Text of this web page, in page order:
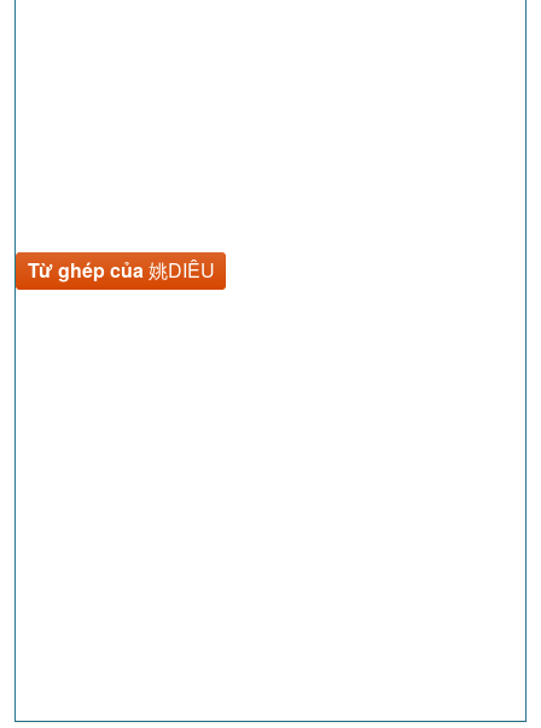
Từ ghép của姚DIÊU